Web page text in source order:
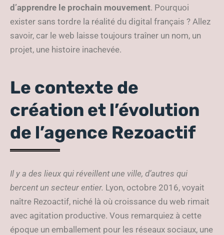
d’apprendre le prochain mouvement. Pourquoi
exister sans tordre la réalité du digital français ? Allez
savoir, car le web laisse toujours traîner un nom, un
projet, une histoire inachevée.
Le contexte de
création et l’évolution
de l’agence Rezoactif
Il y a des lieux qui réveillent une ville, d’autres qui
bercent un secteur entier. Lyon, octobre 2016, voyait
naître Rezoactif, niché là où croissance du web rimait
avec agitation productive. Vous remarquiez à cette
époque un emballement pour les réseaux sociaux, une